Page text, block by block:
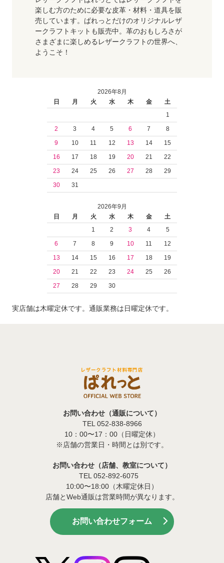
楽しむ方のために必要な皮革・材料・道具を販
売しています。ぱれっとだけのオリジナルレザ
ークラフトキットも販売中。革のおもしろさが
さまざまに楽しめるレザークラフトの世界へ、
ようこそ！
2026年8月
日
月 火 水 木 金
土
1
2
3 4 5 6 7
8
9
10 11 12 13 14
15
16
17 18 19 20 21
22
23
24 25 26 27 28
29
30
31
2026年9月
日
月 火 水 木 金
土
1
2 3 4
5
6
7 8 9 10 11
12
13
14 15 16 17 18
19
20
21 22 23 24 25
26
27
28 29 30
実店舗は木曜定休です。通販業務は日曜定休です。
お問い合わせ（通販について）
TEL 052-838-8966
10：00〜17：00（日曜定休）
※店舗の営業日・時間とは別です。
お問い合わせ（店舗、教室について）
TEL 052-892-6075
10:00〜18:00（木曜定休日）
店舗とWeb通販は営業時間が異なります。
お問い合わせフォーム